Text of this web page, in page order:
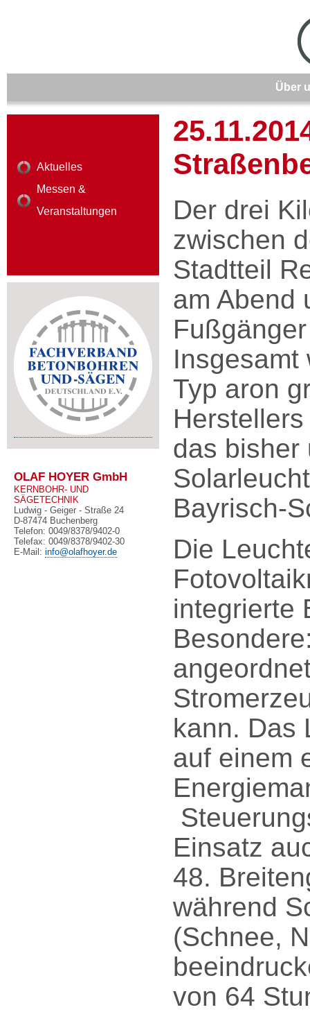
Über
Aktuelles
Messen &
Veranstaltungen
OLAF HOYER GmbH
KERNBOHR- UND
SÄGETECHNIK
Ludwig - Geiger - Straße 24
D-87474 Buchenberg
Telefon: 0049/8378/9402-0
Telefax: 0049/8378/9402-30
E-Mail: info@olafhoyer.de
Der drei
zwischen
Stadtteil
am Abend
Insgesamt
Typ aron
das bisher
Bayrisch-
Die
integrierte
kann. Das
auf einem
Einsatz
48.
während
(Schnee,
von 64